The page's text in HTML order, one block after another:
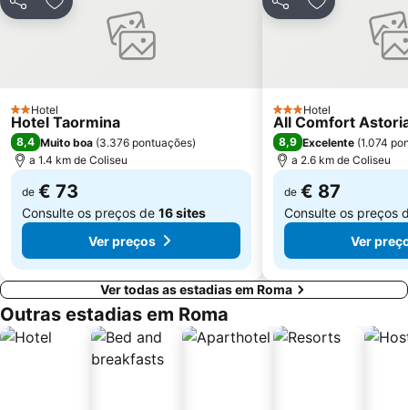
Nomentano - San Lorenzo
Piazza Campo de' Fiori
Stazione Tiburtina
Fórum Romano
Ottaviano - San Pietro - Musei Vaticani Metro Station
Lido di Ostia Levante
San Giovanni
Santa Cecilia in Trastevere
Santa Maria en Trastevere
PartilharAdicionar aos favoritos
2 Estrelas
Hotel
Hotel Taormina
8,4 Muito boa (3.376 pontuações)
a 1.4 km de Coliseu
de € 73
Consulte os preços de 16 sites
Ver preços
PartilharAdicionar
3 Estrelas
Hotel
All Comfort
8,9 Excelente (1.074
a 2.6 km de Coliseu
de € 87
Consulte os preços
Ver
Ver todas as estadias em Roma
Outras estadias em Roma